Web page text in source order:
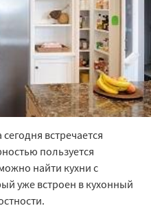
встречается
пользуется
найти кухни с
уже встроен в кухонный